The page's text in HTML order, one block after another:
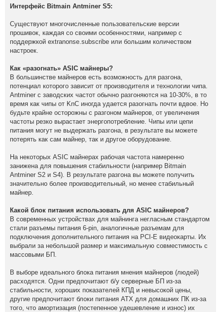
Интерфейс Bitmain Antminer S5:
Существуют многочисленные пользовательские версии
прошивок, каждая со своими особенностями, например с
поддержкой extranonse.subscribe или большим количеством
настроек.
Как «разогнать» ASIC майнеры?
В большинстве майнеров есть возможность для разгона,
потенциал которого зависит от производителя и технологии чипа.
Antminer с заводских частот обычно разгоняются на 10-30%, в то
время как чипы от KnC иногда удается разогнать почти вдвое. Но
будьте крайне осторожны с разгоном майнеров, от увеличения
частоты резко вырастает энергопотребление. Чипы или цепи
питания могут не выдержать разгона, в результате вы можете
потерять как сам майнер, так и другое оборудование.
На некоторых ASIC майнерах рабочая частота намеренно
занижена для повышения стабильности (например Bitmain
Antminer S2 и S4). В результате разгона вы можете получить
значительно более производительный, но менее стабильный
майнер.
Какой блок питания использовать для ASIC майнеров?
В современных устройствах для майнинга негласным стандартом
стали разъемы питания 6-pin, аналогичные разъемам для
подключения дополнительного питания на PCI-E видеокарты. Их
выбрали за небольшой размер и максимальную совместимость с
массовыми БП.
В выборе идеального блока питания мнения майнеров (людей)
расходятся. Одни предпочитают б/у серверные БП из-за
стабильности, хороших показателей КПД и невысокой цены,
другие предпочитают блоки питания ATX для домашних ПК из-за
того, что амортизация (постепенное удешевление и износ) их